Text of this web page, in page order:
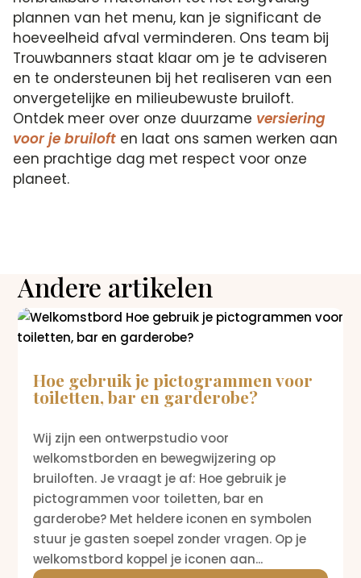
plannen van het menu, kan je significant de
hoeveelheid afval verminderen. Ons team bij
Trouwbanners staat klaar om je te adviseren
en te ondersteunen bij het realiseren van een
onvergetelijke en milieubewuste bruiloft.
Ontdek meer over onze duurzame versiering
voor je bruiloft en laat ons samen werken aan
een prachtige dag met respect voor onze
planeet.
Andere artikelen
Hoe gebruik je pictogrammen voor
toiletten, bar en garderobe?
Wij zijn een ontwerpstudio voor
welkomstborden en bewegwijzering op
bruiloften. Je vraagt je af: Hoe gebruik je
pictogrammen voor toiletten, bar en
garderobe? Met heldere iconen en symbolen
stuur je gasten soepel zonder vragen. Op je
welkomstbord koppel je iconen aan...